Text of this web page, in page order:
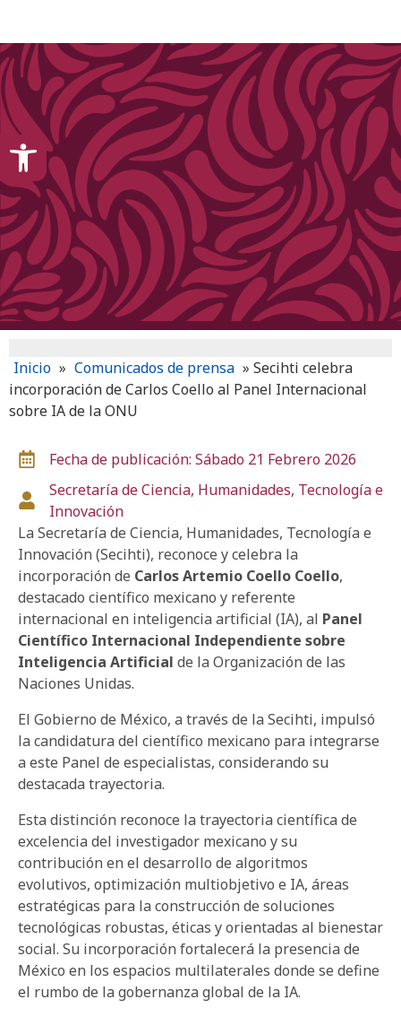
Inicio » Comunicados de prensa » Secihti celebra
incorporación de Carlos Coello al Panel Internacional
sobre IA de la ONU
Fecha de publicación: Sábado 21 Febrero 2026
Secretaría de Ciencia, Humanidades, Tecnología e
Innovación
La Secretaría de Ciencia, Humanidades, Tecnología e
Innovación (Secihti), reconoce y celebra la
incorporación de Carlos Artemio Coello Coello,
destacado científico mexicano y referente
internacional en inteligencia artificial (IA), al Panel
Científico Internacional Independiente sobre
Inteligencia Artificial de la Organización de las
Naciones Unidas.
El Gobierno de México, a través de la Secihti, impulsó
la candidatura del científico mexicano para integrarse
a este Panel de especialistas, considerando su
destacada trayectoria.
Esta distinción reconoce la trayectoria científica de
excelencia del investigador mexicano y su
contribución en el desarrollo de algoritmos
evolutivos, optimización multiobjetivo e IA, áreas
estratégicas para la construcción de soluciones
tecnológicas robustas, éticas y orientadas al bienestar
social. Su incorporación fortalecerá la presencia de
México en los espacios multilaterales donde se define
el rumbo de la gobernanza global de la IA.
Open toolbar